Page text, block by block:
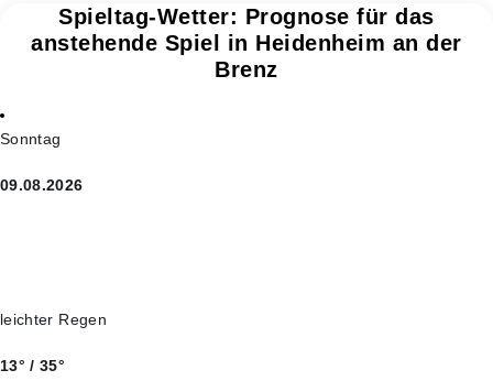
Spieltag-Wetter: Prognose für das
anstehende Spiel in Heidenheim an der
Brenz
Sonntag
09.08.2026
leichter Regen
13° / 35°